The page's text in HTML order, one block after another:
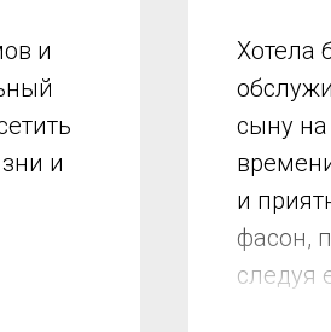
и
и
Хотела
сыну
и
фасон,
следуя